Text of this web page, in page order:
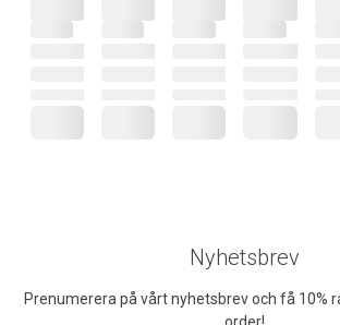
Nyhetsbrev
Prenumerera på vårt nyhetsbrev och få 10%
order!